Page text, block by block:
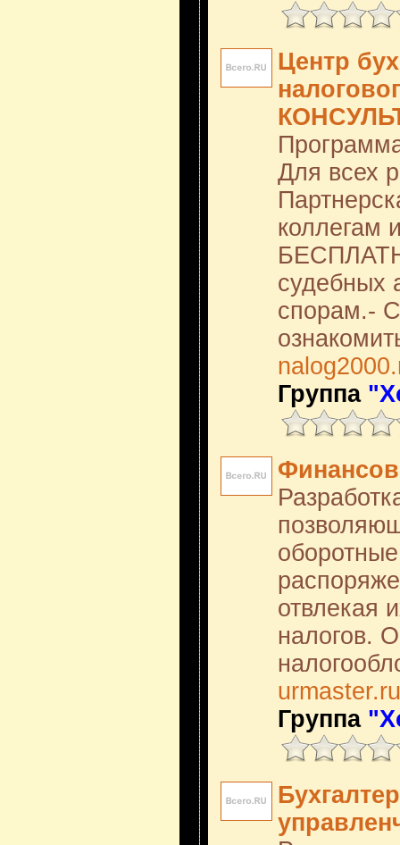
Центр
Для всех
коллегам
судебных
спорам.-
Группа
отвлекая
налогов.
urmaster.ru
Группа